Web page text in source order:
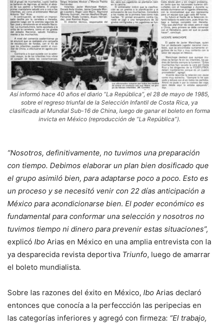
Así informó hace 40 años el diario “La República”, el 28 de mayo de 1985,
sobre el regreso triunfal de la Selección Infantil de Costa Rica, ya
clasificada al Mundial Sub-16 de China, luego de ganar el boleto en forma
invicta en México (reproducción de “La República”).
“Nosotros, definitivamente, no tuvimos una preparación
con tiempo. Debimos elaborar un plan bien dosificado que
el grupo asimiló bien, para adaptarse poco a poco. Esto es
un proceso y se necesitó venir con 22 días anticipación a
México para acondicionarse bien. El poder económico es
fundamental para conformar una selección y nosotros no
tuvimos tiempo ni dinero para prevenir estas situaciones”,
explicó Ibo Arias en México en una amplia entrevista con la
ya desparecida revista deportiva Triunfo, luego de amarrar
el boleto mundialista.
Sobre las razones del éxito en México, Ibo Arias declaró
entonces que conocía a la perfeccción las peripecias en
las categorías inferiores y agregó con firmeza: “El trabajo,